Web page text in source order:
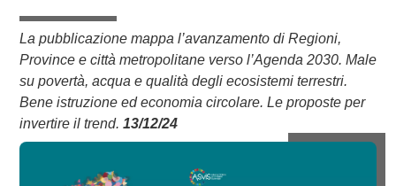
La pubblicazione mappa l’avanzamento di Regioni,
Province e città metropolitane verso l’Agenda 2030. Male
su povertà, acqua e qualità degli ecosistemi terrestri.
Bene istruzione ed economia circolare. Le proposte per
invertire il trend. 13/12/24